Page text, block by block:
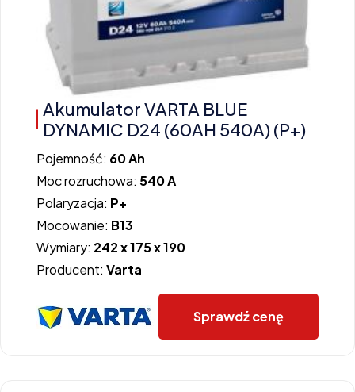
Akumulator VARTA BLUE
DYNAMIC D24 (60AH 540A) (P+)
Pojemność: 60 Ah
Moc rozruchowa: 540 A
Polaryzacja: P+
Mocowanie: B13
Wymiary: 242 x 175 x 190
Producent: Varta
Sprawdź cenę